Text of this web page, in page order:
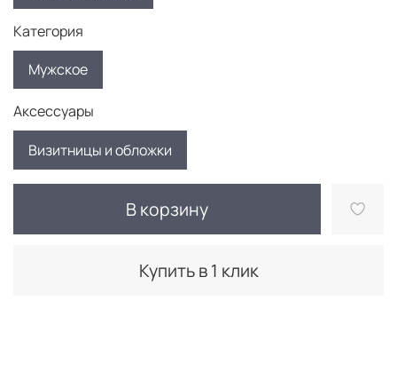
В корзину
Купить в 1 клик
Категория
Мужское
Аксессуары
Визитницы и обложки